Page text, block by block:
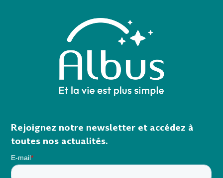
Rejoignez notre newsletter et accédez à
toutes nos actualités.